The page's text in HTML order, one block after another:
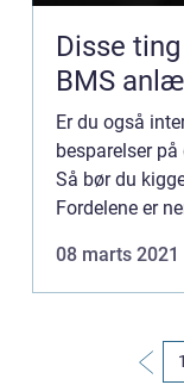
Disse
BMS
Er du også
besparelser
Så bør du
Fordelene er
forbrug, der er i
08 marts 2021
1